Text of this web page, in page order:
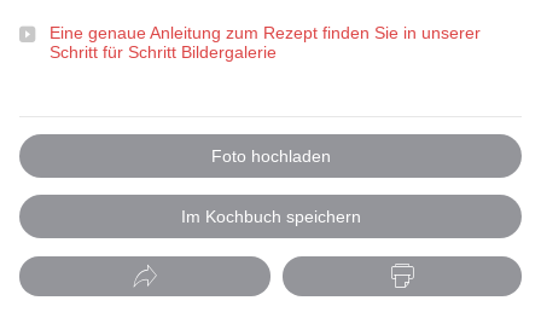
Eine genaue Anleitung zum Rezept finden Sie in unserer
Schritt für Schritt Bildergalerie
Foto hochladen
Im Kochbuch speichern